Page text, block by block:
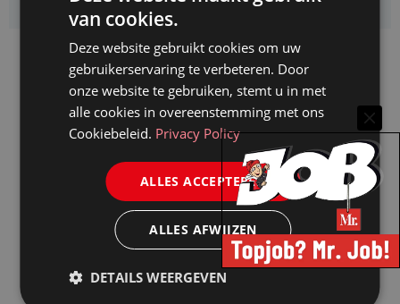
van cookies.
Deze website gebruikt cookies om uw
gebruikerservaring te verbeteren. Door
onze website te gebruiken, stemt u in met
alle cookies in overeenstemming met ons
Cookiebeleid. Privacy Policy
ALLES ACCEPTEREN
ALLES AFWIJZEN
DETAILS WEERGEVEN